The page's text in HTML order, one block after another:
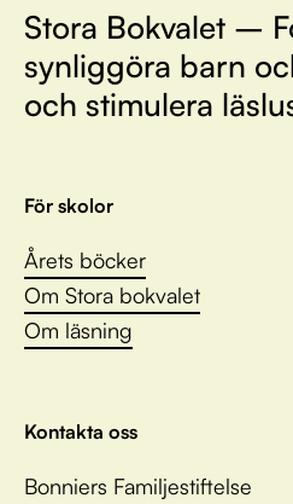
Stora Bokvalet –
synliggöra barn
och stimulera
För skolor
Årets böcker
Om Stora bokvalet
Om läsning
Kontakta oss
Bonniers Familjestiftelse